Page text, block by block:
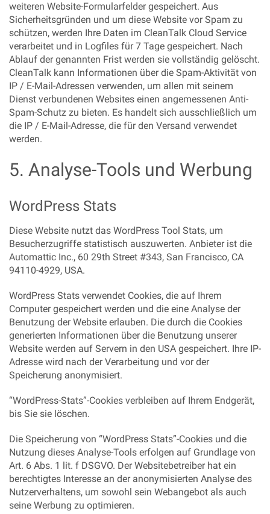
weiteren Website-Formularfelder gespeichert. Aus
Sicherheitsgründen und um diese Website vor Spam zu
schützen, werden Ihre Daten im CleanTalk Cloud Service
verarbeitet und in Logfiles für 7 Tage gespeichert. Nach
Ablauf der genannten Frist werden sie vollständig gelöscht.
CleanTalk kann Informationen über die Spam-Aktivität von
IP / E-Mail-Adressen verwenden, um allen mit seinem
Dienst verbundenen Websites einen angemessenen Anti-
Spam-Schutz zu bieten. Es handelt sich ausschließlich um
die IP / E-Mail-Adresse, die für den Versand verwendet
werden.
5. Analyse-Tools und Werbung
WordPress Stats
Diese Website nutzt das WordPress Tool Stats, um
Besucherzugriffe statistisch auszuwerten. Anbieter ist die
Automattic Inc., 60 29th Street #343, San Francisco, CA
94110-4929, USA.
WordPress Stats verwendet Cookies, die auf Ihrem
Computer gespeichert werden und die eine Analyse der
Benutzung der Website erlauben. Die durch die Cookies
generierten Informationen über die Benutzung unserer
Website werden auf Servern in den USA gespeichert. Ihre IP-
Adresse wird nach der Verarbeitung und vor der
Speicherung anonymisiert.
“WordPress-Stats”-Cookies verbleiben auf Ihrem Endgerät,
bis Sie sie löschen.
Die Speicherung von “WordPress Stats”-Cookies und die
Nutzung dieses Analyse-Tools erfolgen auf Grundlage von
Art. 6 Abs. 1 lit. f DSGVO. Der Websitebetreiber hat ein
berechtigtes Interesse an der anonymisierten Analyse des
Nutzerverhaltens, um sowohl sein Webangebot als auch
seine Werbung zu optimieren.